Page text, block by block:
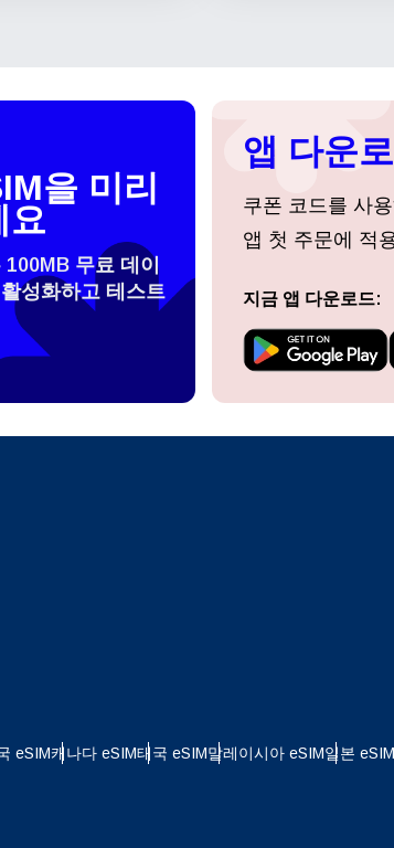
get my eSim?
eSIM, start by checking if your device supports
you with a QR code or activation details that
을 미리
요
무료 데이
성화하고 테스트
앱 다운
쿠폰 코드를 사
앱 첫 주문에 적
지금 앱 다운로드:
eSIM캐나다 eSIM태국 eSIM말레이시아 eSIM일본 eSIM
: 로그인 또는 회원가입